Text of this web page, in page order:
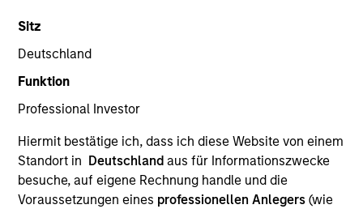
Sitz
Deutschland
Funktion
Professional Investor
Hiermit bestätige ich, dass ich diese Website von einem
Standort in Deutschland aus für Informationszwecke
besuche, auf eigene Rechnung handle und die
Voraussetzungen eines professionellen Anlegers(wie
Oct 2018
Transaction Type
Control
Shenzhen ZTE Jinyun Technology Company Limited
(“Golden Cloud Technology”) is a leading Internet
Data Center (“IDC”) business with a portfolio of 11
IDC centers in premium locations across China, such
as Beijing and Shenzhen, providing colocation and